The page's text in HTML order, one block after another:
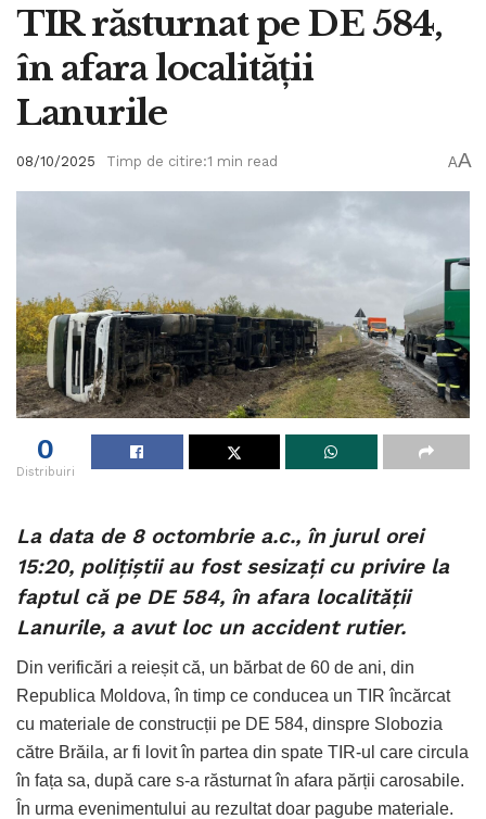
TIR răsturnat pe DE 584,
în afara localității
Lanurile
08/10/2025 Timp de citire:1 min read AA
0
Distribuiri
La data de 8 octombrie a.c., în jurul orei
15:20, polițiștii au fost sesizați cu privire la
faptul că pe DE 584, în afara localității
Lanurile, a avut loc un accident rutier.
Din verificări a reieșit că, un bărbat de 60 de ani, din
Republica Moldova, în timp ce conducea un TIR încărcat
cu materiale de construcții pe DE 584, dinspre Slobozia
către Brăila, ar fi lovit în partea din spate TIR-ul care circula
în fața sa, după care s-a răsturnat în afara părții carosabile.
În urma evenimentului au rezultat doar pagube materiale.